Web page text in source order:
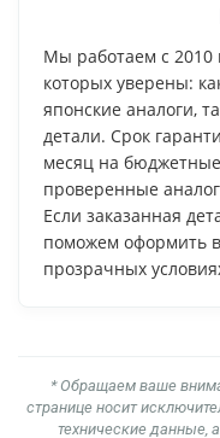
Мы работаем с 2010
которых уверены:
японские аналоги,
детали. Срок
месяц на
проверенные
Если заказанная
поможем оформить
прозрачных
* Обращаем ваше
странице носит
технические данные,